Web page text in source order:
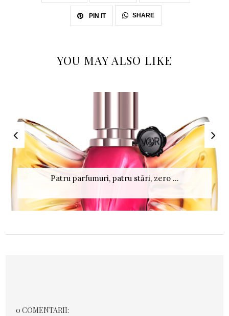
PIN IT SHARE
YOU MAY ALSO LIKE
Patru parfumuri, patru stări, zero ...
0 COMENTARII: